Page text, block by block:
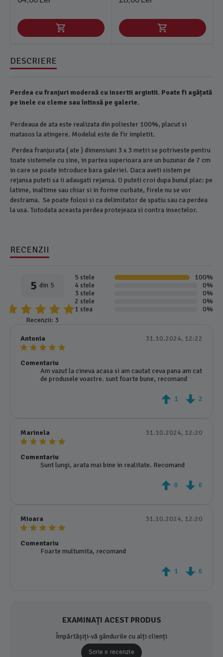
DESCRIERE
Perdea cu franjuri modernă cu insertii argintii. Poate fi agățată
pe inele cu cleme sau întinsă pe galerie.
Perdeaua de ata este realizata din poliester 100%, placut si
matasos la atingere. Modelul este de fir impletit.
Perdea franjurata ( ate ) dimensiuni 3 x 3 metri se potriveste pentru
toate sistemele cu sine, in partea superioara are un buzunar de 7 cm
in care se poate introduce bara galeriei. Daca aveti sistem pe
rejansa puteti sa ii adaugati rejansa. O puteti croi dupa bunul plac: pe
latime, inaltime sau chiar si in forme curbate, firele nu se vor
destrama. Se poate folosi si ca delimitator de spatiu sau ca perdea
la usa. Totodata aceasta perdea protejeaza si contra insectelor.
RECENZII
5 din 5
Recenzii: 3
5 stele
100%
4 stele
0%
3 stele
0%
2 stele
0%
1 stea
0%
Antonia 31.10.2024, 12:22
Comentariu
Am vazut la cineva acasa si am cautat ceva pana am cat
de produsele voastre. sunt foarte bune, recomand
1 2
Marinela 31.10.2024, 12:20
Comentariu
Sunt lungi, arata mai bine in realitate. Recomand
0 0
Mioara 31.10.2024, 12:20
Comentariu
Foarte multumita, recomand
1 0
EXAMINAȚI ACEST PRODUS
Împărtășiți-vă gândurile cu alți clienți
Scrie o recenzie